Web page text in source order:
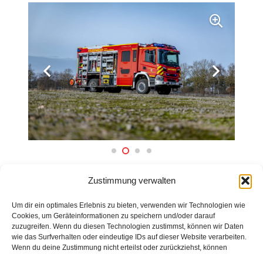
Zustimmung verwalten
Um dir ein optimales Erlebnis zu bieten, verwenden wir Technologien wie
Cookies, um Geräteinformationen zu speichern und/oder darauf
zuzugreifen. Wenn du diesen Technologien zustimmst, können wir Daten
wie das Surfverhalten oder eindeutige IDs auf dieser Website verarbeiten.
Wenn du deine Zustimmung nicht erteilst oder zurückziehst, können
ZURÜCK ZUR ÜBERSICHT